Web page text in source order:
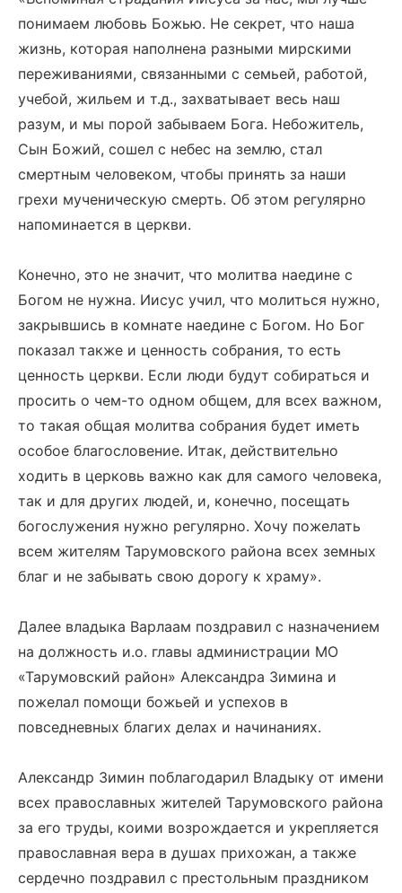
понимаем любовь Божью. Не секрет, что наша
жизнь, которая наполнена разными мирскими
переживаниями, связанными с семьей, работой,
учебой, жильем и т.д., захватывает весь наш
разум, и мы порой забываем Бога. Небожитель,
Сын Божий, сошел с небес на землю, стал
смертным человеком, чтобы принять за наши
грехи мученическую смерть. Об этом регулярно
напоминается в церкви.
Конечно, это не значит, что молитва наедине с
Богом не нужна. Иисус учил, что молиться нужно,
закрывшись в комнате наедине с Богом. Но Бог
показал также и ценность собрания, то есть
ценность церкви. Если люди будут собираться и
просить о чем-то одном общем, для всех важном,
то такая общая молитва собрания будет иметь
особое благословение. Итак, действительно
ходить в церковь важно как для самого человека,
так и для других людей, и, конечно, посещать
богослужения нужно регулярно. Хочу пожелать
всем жителям Тарумовского района всех земных
благ и не забывать свою дорогу к храму».
Далее владыка Варлаам поздравил с назначением
на должность и.о. главы администрации МО
«Тарумовский район» Александра Зимина и
пожелал помощи божьей и успехов в
повседневных благих делах и начинаниях.
Александр Зимин поблагодарил Владыку от имени
всех православных жителей Тарумовского района
за его труды, коими возрождается и укрепляется
православная вера в душах прихожан, а также
сердечно поздравил с престольным праздником